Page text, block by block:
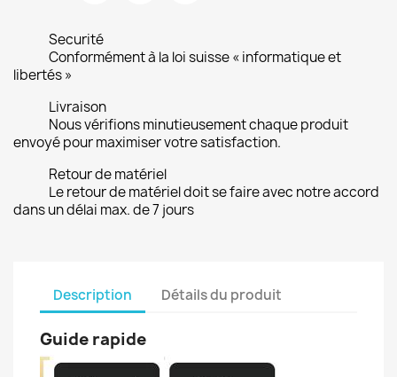
Securité
Conformément à la loi suisse « informatique et
libertés »
Livraison
Nous vérifions minutieusement chaque produit
envoyé pour maximiser votre satisfaction.
Retour de matériel
Le retour de matériel doit se faire avec notre accord
dans un délai max. de 7 jours
Description Détails du produit
Guide rapide